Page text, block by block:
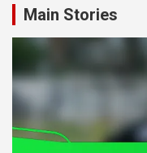
Main Stories